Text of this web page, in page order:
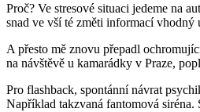
Proč? Ve stresové situaci jedeme na
snad ve vší té změti informací vhodný
A přesto mě znovu přepadl
na návštěvě u kamarádky v Praze,
Pro flashback, spontánní návrat
Například takzvaná fantomová